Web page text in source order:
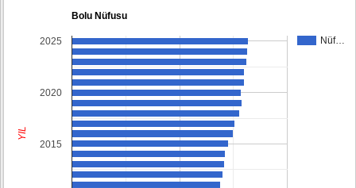
Bolu Nüfusu
Nüf…
2015
2020
2025
YIL